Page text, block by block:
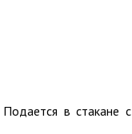
в стакане с